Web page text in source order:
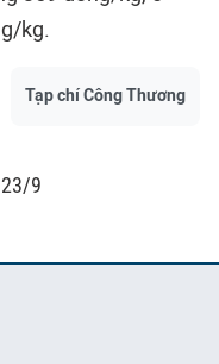
kg.
Tạp chí Công Thương
9